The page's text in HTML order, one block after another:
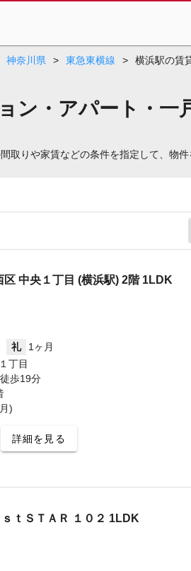
神奈川県 > 東急東横線 > 横浜駅の賃
ン・アパート・一
取りや家賃などの条件を指定して、物
区 中央１丁目 (横浜駅) 2階 1LDK
礼
1ヶ月
丁目
徒歩19分
)
詳細を見る
ｔＳＴＡＲ １０２ 1LDK